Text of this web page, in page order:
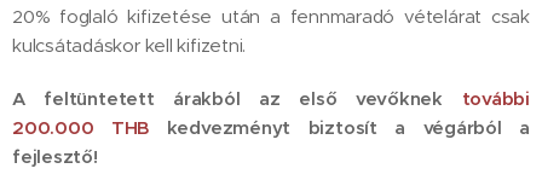
20% foglaló kifizetése után a fennmaradó vételárat csak
kulcsátadáskor kell kifizetni.
A feltüntetett árakból az első vevőknek további
200.000 THB kedvezményt biztosít a végárból a
fejlesztő!